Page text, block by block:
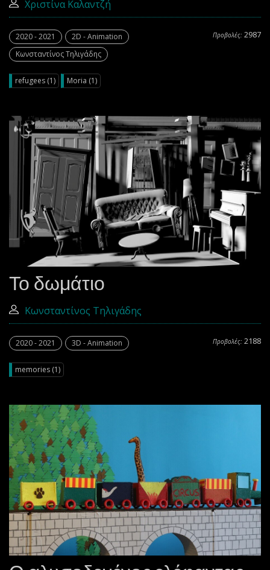
Χριστίνα Καλαντζή
Προβολές: 2987
2020 - 2021
2D - Animation
Κωνσταντίνος Τηλιγάδης
refugees (1) Moria (1)
Το δωμάτιο
Κωνσταντίνος Τηλιγάδης
Προβολές: 2188
2020 - 2021 3D - Animation
memories (1)